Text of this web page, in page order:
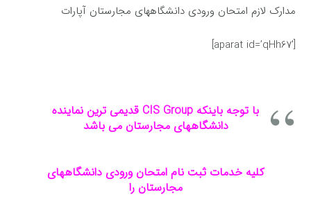
مدارک لازم امتحان ورودی دانشگاههای مجارستان آپارات
[aparat id=’qHh67′]
با توجه باینکه CIS Group قدیمی ترین نماینده
دانشگاههای مجارستان می باشد
کلیه خدمات ثبت نام امتحان ورودی دانشگاههای
مجارستان را